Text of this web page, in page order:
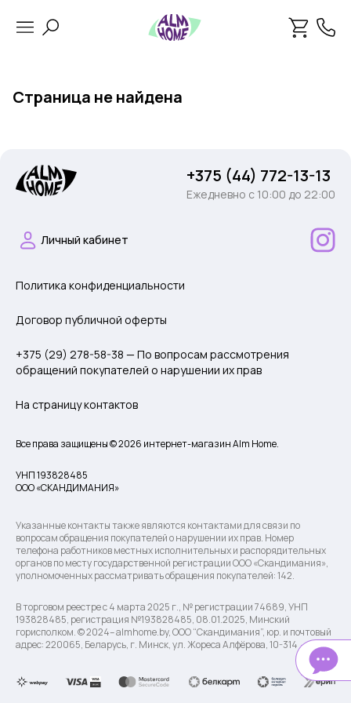
Страница не найдена
+375 (44) 772-13-13
Ежедневно c 10:00 до 22:00
Личный кабинет
Политика конфиденциальности
Договор публичной оферты
+375 (29) 278-58-38 — По вопросам рассмотрения
обращений покупателей о нарушении их прав
На страницу контактов
Все права защищены © 2026 интернет-магазин Alm Home.
УНП 193828485
ООО «СКАНДИМАНИЯ»
Указанные контакты также являются контактами для связи по
вопросам обращения покупателей о нарушении их прав. Номер
телефона работников местных исполнительных и распорядительных
органов по месту государственной регистрации ООО «Скандимания»,
уполномоченных рассматривать обращения покупателей: 142.
В торговом реестре с 4 марта 2025 г., № регистрации 74689, УНП
193828485, регистрация №193828485, 08.01.2025, Минский
горисполком. © 2024– almhome.by, ООО “Скандимания”, юр. и почтовый
адрес: 220065, Беларусь, г. Минск, ул. Жореса Алфёрова, 10-314